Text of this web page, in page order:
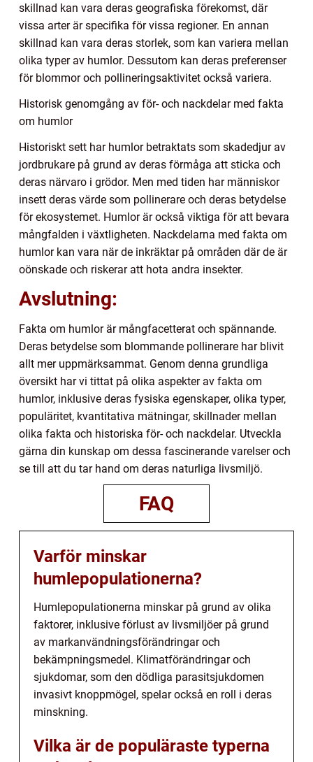
skillnad kan vara deras geografiska förekomst, där
vissa arter är specifika för vissa regioner. En annan
skillnad kan vara deras storlek, som kan variera mellan
olika typer av humlor. Dessutom kan deras preferenser
för blommor och pollineringsaktivitet också variera.
Historisk genomgång av för- och nackdelar med fakta
om humlor
Historiskt sett har humlor betraktats som skadedjur av
jordbrukare på grund av deras förmåga att sticka och
deras närvaro i grödor. Men med tiden har människor
insett deras värde som pollinerare och deras betydelse
för ekosystemet. Humlor är också viktiga för att bevara
mångfalden i växtligheten. Nackdelarna med fakta om
humlor kan vara när de inkräktar på områden där de är
oönskade och riskerar att hota andra insekter.
Avslutning:
Fakta om humlor är mångfacetterat och spännande.
Deras betydelse som blommande pollinerare har blivit
allt mer uppmärksammat. Genom denna grundliga
översikt har vi tittat på olika aspekter av fakta om
humlor, inklusive deras fysiska egenskaper, olika typer,
populäritet, kvantitativa mätningar, skillnader mellan
olika fakta och historiska för- och nackdelar. Utveckla
gärna din kunskap om dessa fascinerande varelser och
se till att du tar hand om deras naturliga livsmiljö.
FAQ
Varför minskar
humlepopulationerna?
Humlepopulationerna minskar på grund av olika
faktorer, inklusive förlust av livsmiljöer på grund
av markanvändningsförändringar och
bekämpningsmedel. Klimatförändringar och
sjukdomar, som den dödliga parasitsjukdomen
invasivt knoppmögel, spelar också en roll i deras
minskning.
Vilka är de populäraste typerna